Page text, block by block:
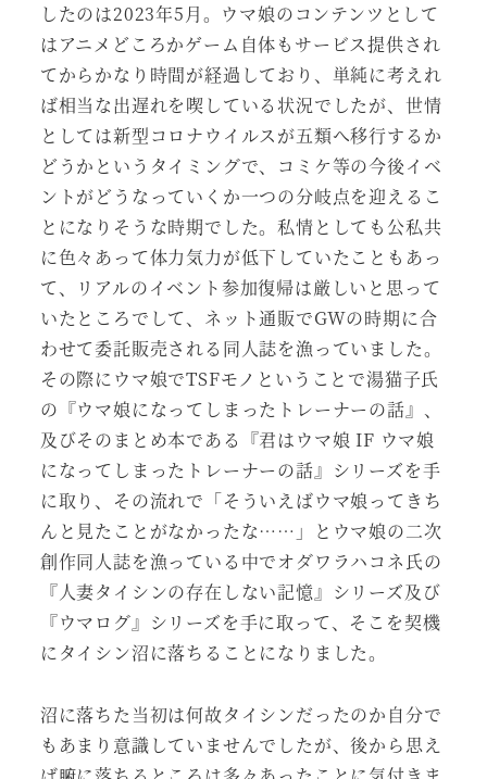
したのは2023年5月。ウマ娘のコンテンツとして
はアニメどころかゲーム自体もサービス提供され
てからかなり時間が経過しており、単純に考えれ
ば相当な出遅れを喫している状況でしたが、世情
としては新型コロナウイルスが五類へ移行するか
どうかというタイミングで、コミケ等の今後イベ
ントがどうなっていくか一つの分岐点を迎えるこ
とになりそうな時期でした。私情としても公私共
に色々あって体力気力が低下していたこともあっ
て、リアルのイベント参加復帰は厳しいと思って
いたところでして、ネット通販でGWの時期に合
わせて委託販売される同人誌を漁っていました。
その際にウマ娘でTSFモノということで湯猫子氏
の『ウマ娘になってしまったトレーナーの話』、
及びそのまとめ本である『君はウマ娘 IF ウマ娘
になってしまったトレーナーの話』シリーズを手
に取り、その流れで「そういえばウマ娘ってきち
んと見たことがなかったな……」とウマ娘の二次
創作同人誌を漁っている中でオダワラハコネ氏の
『人妻タイシンの存在しない記憶』シリーズ及び
『ウマログ』シリーズを手に取って、そこを契機
にタイシン沼に落ちることになりました。
沼に落ちた当初は何故タイシンだったのか自分で
もあまり意識していませんでしたが、後から思え